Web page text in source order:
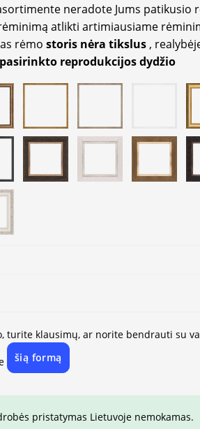
neradote Jums patikusio
atlikti artimiausiame
rėmo storis nėra tikslus ,
reprodukcijos dydžio
turite klausimų, ar norite bendrauti su
šią formą
pristatymas Lietuvoje nemokamas.